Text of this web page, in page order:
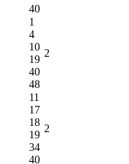
40
1
4
10
19
40
48
2
11
17
18
19
34
40
2